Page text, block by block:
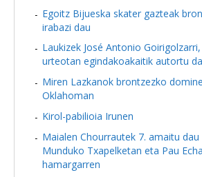
Egoitz Bijueska skater gazteak
irabazi dau
Laukizek José Antonio
urteotan egindakoakaitik autortu
Miren Lazkanok brontzezko
Oklahoman
Kirol-pabilioia Irunen
Maialen Chourrautek 7. amaitu
Munduko Txapelketan eta Pau
hamargarren